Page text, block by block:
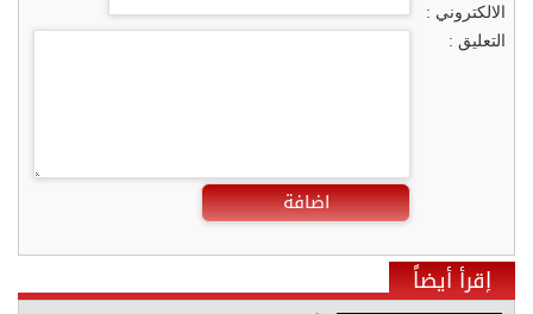
الالكتروني :
التعليق :
اضافة
إقرأ أيضاً